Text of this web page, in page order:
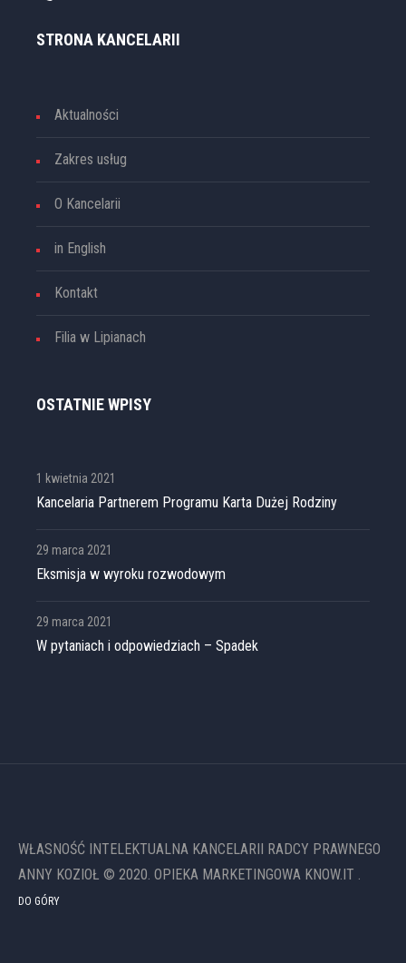
STRONA KANCELARII
Aktualności
Zakres usług
O Kancelarii
in English
Kontakt
Filia w Lipianach
OSTATNIE WPISY
Kancelaria Partnerem Programu Karta Dużej Rodziny
1 kwietnia 2021
Eksmisja w wyroku rozwodowym
29 marca 2021
W pytaniach i odpowiedziach – Spadek
29 marca 2021
WŁASNOŚĆ INTELEKTUALNA KANCELARII RADCY PRAWNEGO
ANNY KOZIOŁ © 2020. OPIEKA MARKETINGOWA KNOW.IT .
DO GÓRY